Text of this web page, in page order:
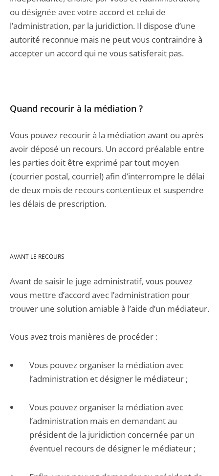
ou désignée avec votre accord et celui de
l’administration, par la juridiction. Il dispose d’une
autorité reconnue mais ne peut vous contraindre à
accepter un accord qui ne vous satisferait pas.
Quand recourir à la médiation ?
Vous pouvez recourir à la médiation avant ou après
avoir déposé un recours. Un accord préalable entre
les parties doit être exprimé par tout moyen
(courrier postal, courriel) afin d’interrompre le délai
de deux mois de recours contentieux et suspendre
les délais de prescription.
AVANT LE RECOURS
Avant de saisir le juge administratif, vous pouvez
vous mettre d’accord avec l’administration pour
trouver une solution amiable à l’aide d’un médiateur.
Vous avez trois manières de procéder :
Vous pouvez organiser la médiation avec
l’administration et désigner le médiateur ;
Vous pouvez organiser la médiation avec
l’administration mais en demandant au
président de la juridiction concernée par un
éventuel recours de désigner le médiateur ;